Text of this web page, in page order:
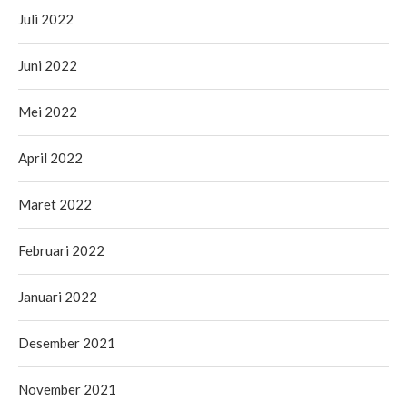
Juli 2022
Juni 2022
Mei 2022
April 2022
Maret 2022
Februari 2022
Januari 2022
Desember 2021
November 2021